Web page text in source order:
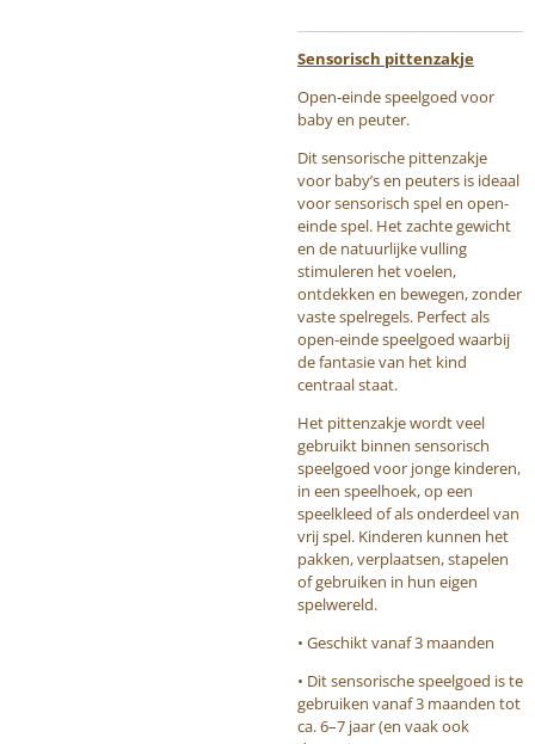
Sensorisch pittenzakje
Open-einde speelgoed voor
baby en peuter.
Dit sensorische pittenzakje
voor baby’s en peuters is ideaal
voor sensorisch spel en open-
einde spel. Het zachte gewicht
en de natuurlijke vulling
stimuleren het voelen,
ontdekken en bewegen, zonder
vaste spelregels. Perfect als
open-einde speelgoed waarbij
de fantasie van het kind
centraal staat.
Het pittenzakje wordt veel
gebruikt binnen sensorisch
speelgoed voor jonge kinderen,
in een speelhoek, op een
speelkleed of als onderdeel van
vrij spel. Kinderen kunnen het
pakken, verplaatsen, stapelen
of gebruiken in hun eigen
spelwereld.
• Geschikt vanaf 3 maanden
• Dit sensorische speelgoed is te
gebruiken vanaf 3 maanden tot
ca. 6–7 jaar (en vaak ook